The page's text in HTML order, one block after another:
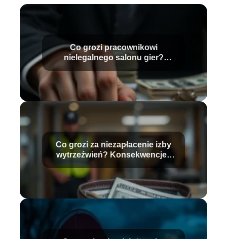
Co grozi pracownikowi
nielegalnego salonu gier?
Sprawdź konsekwencje
Co grozi za niezapłacenie izby
wytrzeźwień? Konsekwencje i